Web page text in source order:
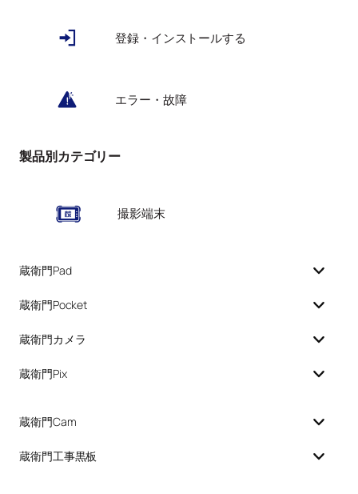
登録・インストールする
エラー・故障
製品別カテゴリー
撮影端末
蔵衛門Pad
蔵衛門Pocket
蔵衛門カメラ
蔵衛門Pix
蔵衛門Cam
蔵衛門工事黒板